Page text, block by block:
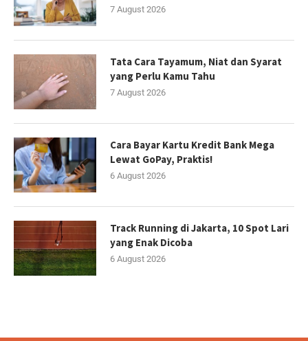
7 August 2026
Tata Cara Tayamum, Niat dan Syarat
yang Perlu Kamu Tahu
7 August 2026
Cara Bayar Kartu Kredit Bank Mega
Lewat GoPay, Praktis!
6 August 2026
Track Running di Jakarta, 10 Spot Lari
yang Enak Dicoba
6 August 2026